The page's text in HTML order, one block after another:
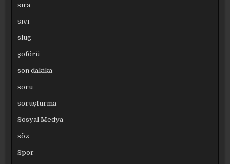
sıra
sıvı
slug
şoförü
son dakika
soru
soruşturma
Sosyal Medya
söz
Spor